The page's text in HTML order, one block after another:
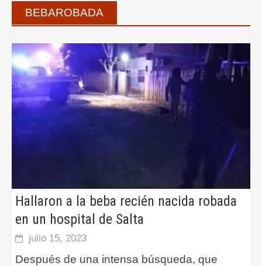
BEBAROBADA
Hallaron a la beba recién nacida robada
en un hospital de Salta
julio 15, 2023
Después de una intensa búsqueda, que